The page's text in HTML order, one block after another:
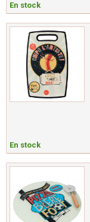
En stock
En stock